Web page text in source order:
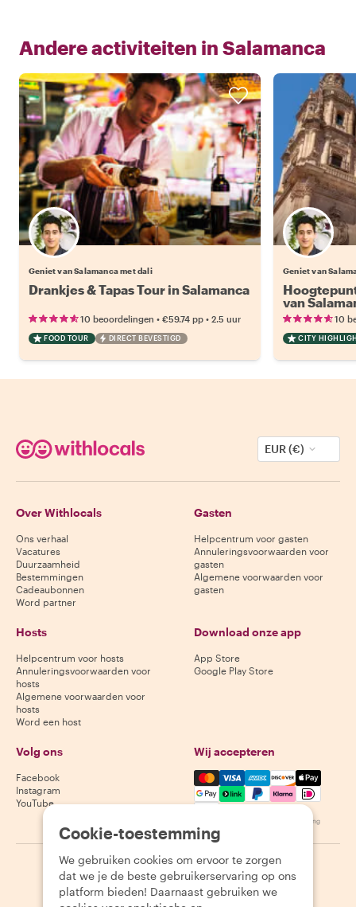
Andere activiteiten in Salamanca
Geniet van Salamanca met dali
Drankjes & Tapas Tour in Salamanca
10 beoordelingen • €59.74 pp • 2.5 uur
FOOD TOUR DIRECT BEVESTIGD
Geniet van
van
10
CITY
EUR (€)
Over Withlocals
Ons verhaal
Vacatures
Duurzaamheid
Bestemmingen
Cadeaubonnen
Word partner
Gasten
Helpcentrum voor gasten
Annuleringsvoorwaarden voor
gasten
Algemene voorwaarden voor
gasten
Hosts
Helpcentrum voor hosts
Annuleringsvoorwaarden voor
hosts
Algemene voorwaarden voor
hosts
Word een host
Download onze app
App Store
Google Play Store
Volg ons
Facebook
Instagram
YouTube
Wij accepteren
Mastercard, Visa, Amex,
Beschikbaarheid varieert per bestemming
2026 Withlocals.com Privacybeleid Cookies
Cookie-toestemming
We gebruiken cookies om ervoor te zorgen
dat we je de beste gebruikerservaring op ons
platform bieden! Daarnaast gebruiken we